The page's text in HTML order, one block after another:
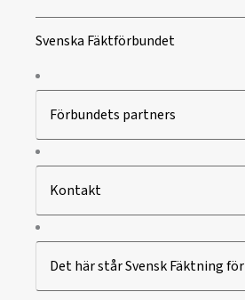
Svenska Fäktförbundet
Förbundets partners
Kontakt
Det här står Svensk Fäktning för